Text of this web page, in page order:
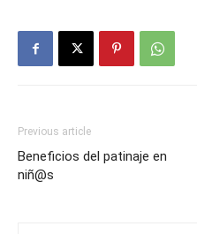
Previous article
Beneficios del patinaje en
niñ@s